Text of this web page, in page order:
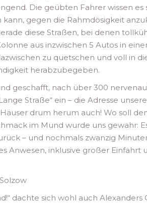
Die geübten Fahrer wissen
kann, gegen die Rahmdösigkeit
diese Straßen, bei denen
aus inzwischen 5 Autos in
zu quetschen und voll in
herabzubegeben.
geschafft, nach über 300
Straße“ ein – die Adresse
drum herum auch! Wo soll
im Mund wurde uns gewahr:
– und nochmals zwanzig
Anwesen, inklusive großer
dachte sich wohl auch